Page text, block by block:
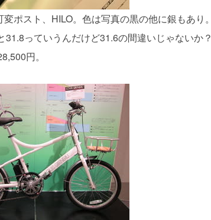
ポスト、HILO。色は写真の黒の他に銀もあり。
31.8っていうんだけど31.6の間違いじゃないか？
円。